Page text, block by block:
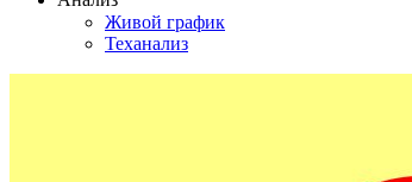
Живой график
Теханализ